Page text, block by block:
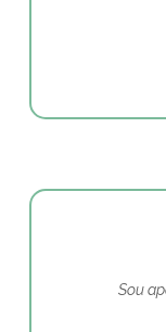
Sou